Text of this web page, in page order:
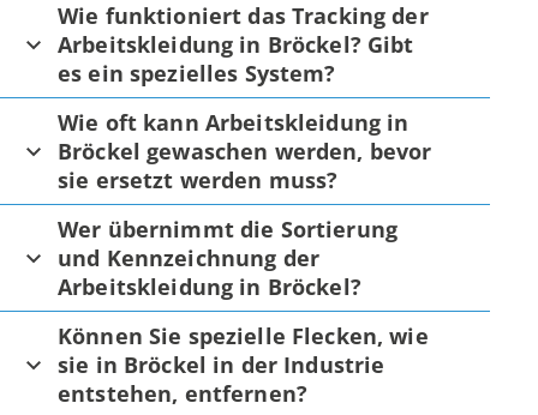
Wie funktioniert das Tracking der
Arbeitskleidung in Bröckel? Gibt
es ein spezielles System?
Wie oft kann Arbeitskleidung in
Bröckel gewaschen werden, bevor
sie ersetzt werden muss?
Wer übernimmt die Sortierung
und Kennzeichnung der
Arbeitskleidung in Bröckel?
Können Sie spezielle Flecken, wie
sie in Bröckel in der Industrie
entstehen, entfernen?